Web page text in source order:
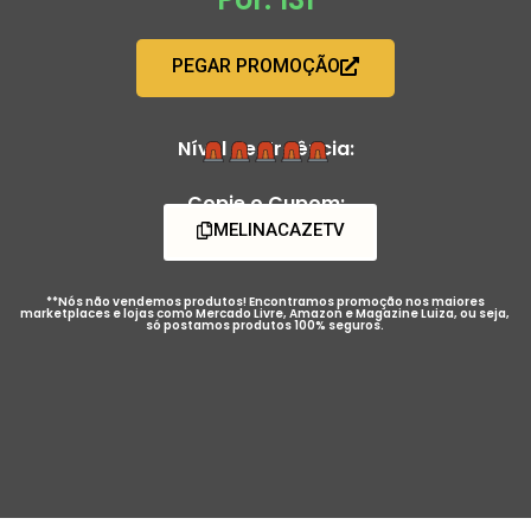
PEGAR PROMOÇÃO
Nível de Urgência:
Copie o Cupom:
MELINACAZETV
**Nós não vendemos produtos! Encontramos promoção nos maiores
marketplaces e lojas como Mercado Livre, Amazon e Magazine Luiza, ou seja,
só postamos produtos 100% seguros.